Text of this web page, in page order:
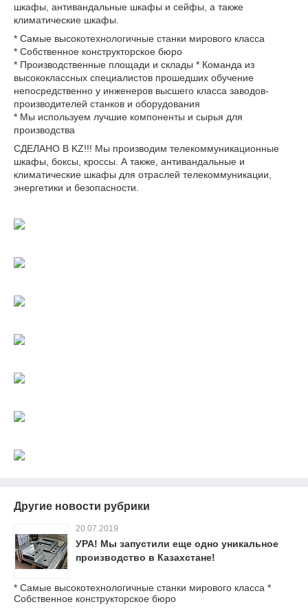
шкафы, антивандальные шкафы и сейфы, а также
климатические шкафы.
* Самые высокотехнологичные станки мирового класса
* Собственное конструкторское бюро
* Производственные площади и склады * Команда из
высококлассных специалистов прошедших обучение
непосредственно у инженеров высшего класса заводов-
производителей станков и оборудования
* Мы используем лучшие компоненты и сырья для
производства
СДЕЛАНО В KZ!!! Мы производим телекоммуникационные
шкафы, боксы, кроссы. А также, антивандальные и
климатические шкафы для отраслей телекоммуникации,
энергетики и безопасности.
Другие новости рубрики
20.07.2019
УРА! Мы запустили еще одно уникальное
производство в Казахстане!
* Самые высокотехнологичные станки мирового класса *
Собственное конструкторское бюро